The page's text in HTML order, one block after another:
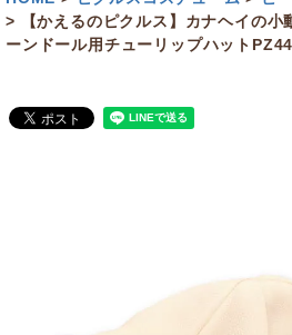
【かえるのピクルス】カナヘイの
ーンドール用チューリップハット